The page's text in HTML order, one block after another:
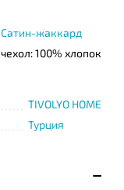
Сатин-жаккард
чехол: 100% хлопок
TIVOLYO HOME
Турция